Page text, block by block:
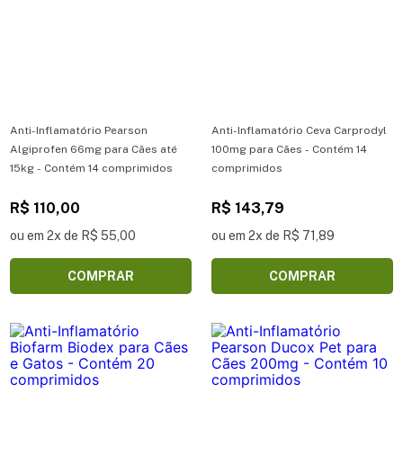
Anti-Inflamatório Pearson
Algiprofen 66mg para Cães até
15kg - Contém 14 comprimidos
R$ 110,00
ou em 2x de R$ 55,00
COMPRAR
Anti-Inflamatório Ceva Carprodyl
100mg para Cães - Contém 14
comprimidos
R$ 143,79
ou em 2x de R$ 71,89
COMPRAR